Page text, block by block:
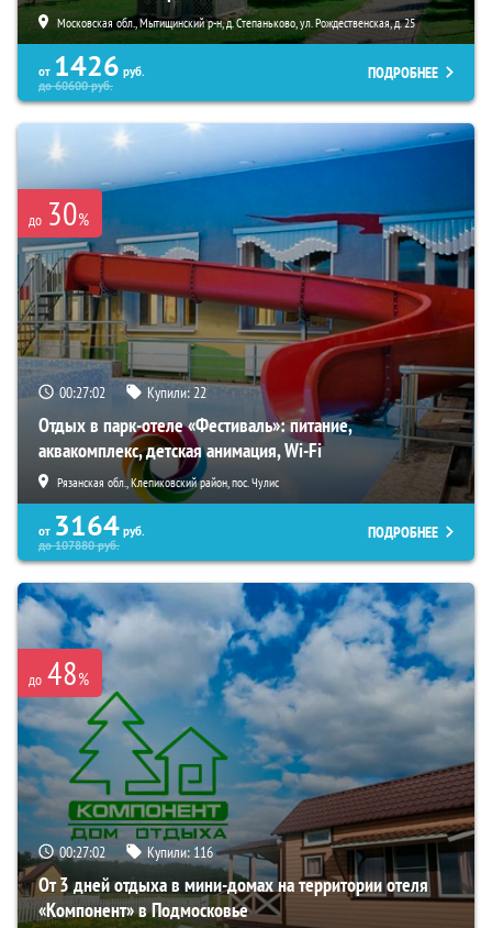
Московская обл., Мытищинский р-н, д. Степаньково, ул. Рождественская, д. 25
от 1426 руб.
до60600руб.
ПОДРОБНЕЕ
до 30%
00:27:01 Купили:22
Отдых в парк-отеле «Фестиваль»: питание,
аквакомплекс, детская анимация, Wi-Fi
Рязанская обл., Клепиковский район, пос. Чулис
от 3164 руб.
до107880руб.
ПОДРОБНЕЕ
до 48%
00:27:01 Купили: 116
От 3 дней отдыха в мини-домах на территории отеля
«Компонент» в Подмосковье